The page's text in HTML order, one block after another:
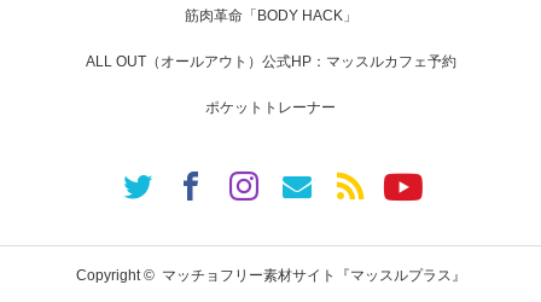
筋肉革命「BODY HACK」
ALL OUT（オールアウト）公式HP：マッスルカフェ予約
ポケットトレーナー
Copyright © マッチョフリー素材サイト『マッスルプラス』